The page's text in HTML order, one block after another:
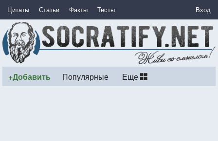
Цитаты Статьи Факты Тесты Вход
+Добавить Популярные Еще